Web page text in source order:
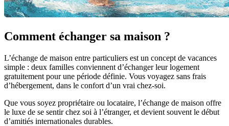
Comment échanger sa maison ?
L’échange de maison entre particuliers est un concept de vacances
simple : deux familles conviennent d’échanger leur logement
gratuitement pour une période définie. Vous voyagez sans frais
d’hébergement, dans le confort d’un vrai chez-soi.
Que vous soyez propriétaire ou locataire, l’échange de maison offre
le luxe de se sentir chez soi à l’étranger, et devient souvent le début
d’amitiés internationales durables.